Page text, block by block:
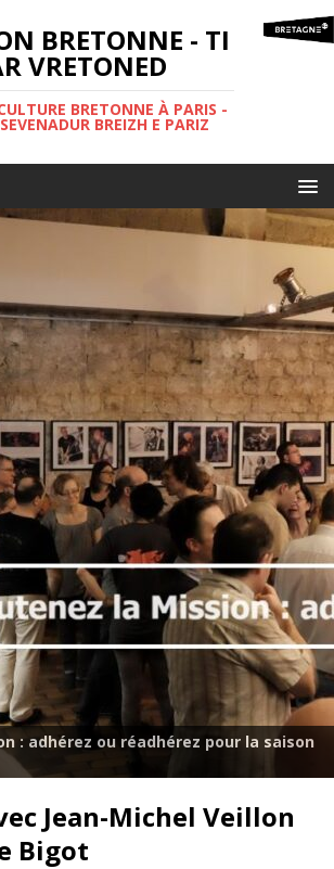
BRETONNE - TI
VRETONED
BRETONNE À PARIS -
BREIZH E PARIZ
: adhérez ou réadhérez pour la saison
Jean-Michel Veillon
Bigot